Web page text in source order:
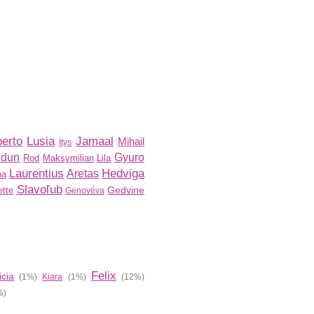
Lusia Itys Jamaal Mihail
Rod Maksymilian Lila Gyuro
Laurentius Aretas Hedviga
Slavoľub Genovéva Gedvine
(1%) Kiara (1%) Felix (12%)